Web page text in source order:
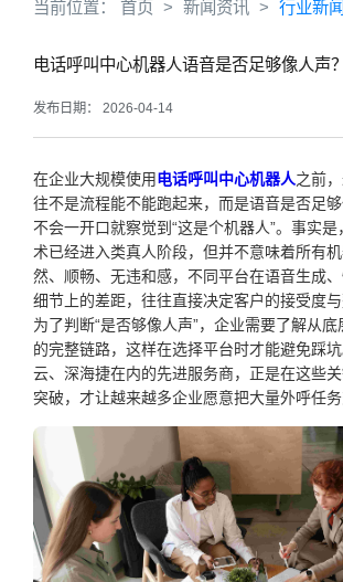
当前位置： 首页 > 新闻资讯 > 行业新闻
电话呼叫中心机器人语音是否足够像人声
发布日期： 2026-04-14
在企业大规模使用电话呼叫中心机器人之前
往不是流程能不能跑起来，而是语音是否足
不会一开口就察觉到“这是个机器人”。事实
术已经进入类真人阶段，但并不意味着所有
然、顺畅、无违和感，不同平台在语音生成
细节上的差距，往往直接决定客户的接受度与
为了判断“是否够像人声”，企业需要了解从
的完整链路，这样在选择平台时才能避免踩
云、深海捷在内的先进服务商，正是在这些
突破，才让越来越多企业愿意把大量外呼任务